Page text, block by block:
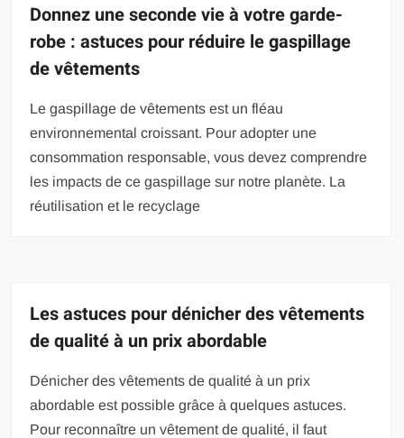
Donnez une seconde vie à votre garde-
robe : astuces pour réduire le gaspillage
de vêtements
Le gaspillage de vêtements est un fléau
environnemental croissant. Pour adopter une
consommation responsable, vous devez comprendre
les impacts de ce gaspillage sur notre planète. La
réutilisation et le recyclage
Les astuces pour dénicher des vêtements
de qualité à un prix abordable
Dénicher des vêtements de qualité à un prix
abordable est possible grâce à quelques astuces.
Pour reconnaître un vêtement de qualité, il faut